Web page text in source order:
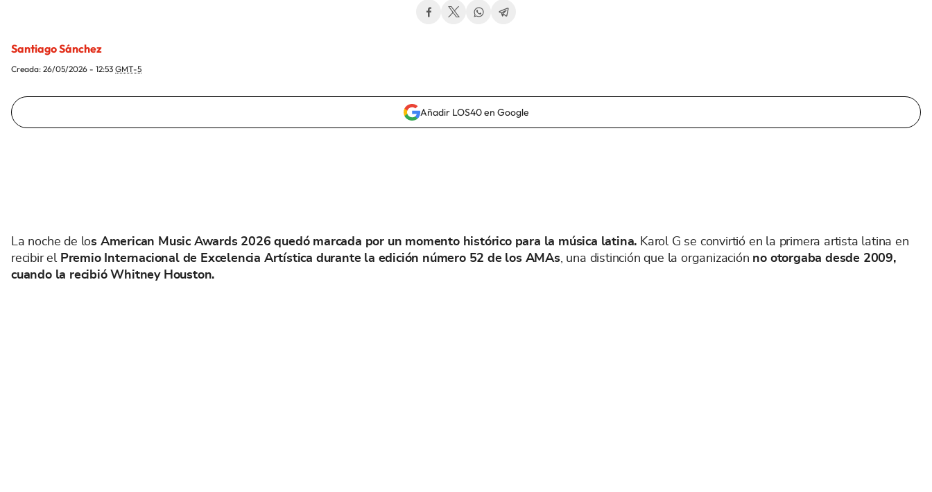
Santiago Sánchez
Creada: 26/05/2026 - 12:53 GMT-5
Añadir LOS40 en Google
La noche de los American Music Awards 2026 quedó marcada por un momento histórico para la música latina. Karol G se convirtió en la primera artista latina en
recibir el Premio Internacional de Excelencia Artística durante la edición número 52 de los AMAs, una distinción que la organización no otorgaba desde 2009,
cuando la recibió Whitney Houston.